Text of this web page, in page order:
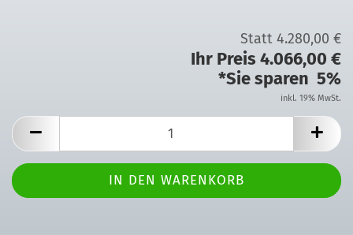
Statt 4.280,00 €
Ihr Preis 4.066,00 €
*Sie sparen 5%
inkl. 19% MwSt.